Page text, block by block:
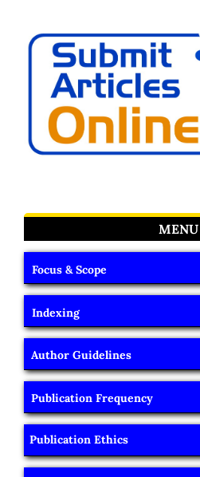
MENU
Focus & Scope
Indexing
Author Guidelines
Publication Frequency
Publication Ethics